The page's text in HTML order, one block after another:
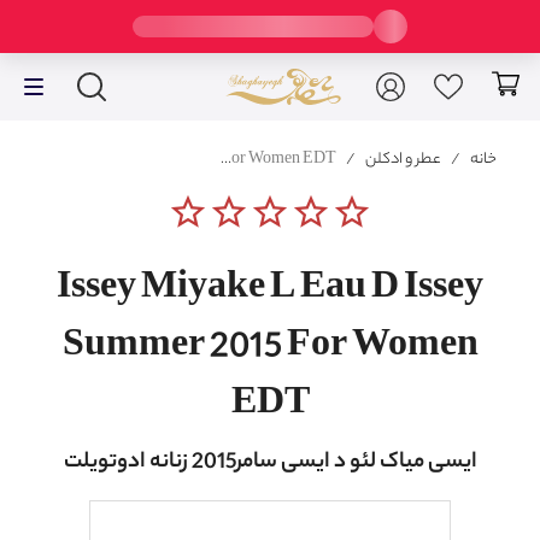
خانه / عطر و ادکلن /
Issey Miyake L Eau D Issey Summer 2015 For Women EDT
star_borderstar_borderstar_borderstar_borderstar_border
Issey Miyake L Eau D Issey
Summer 2015 For Women
EDT
ایسی میاک لئو د ایسی سامر2015 زنانه ادوتویلت